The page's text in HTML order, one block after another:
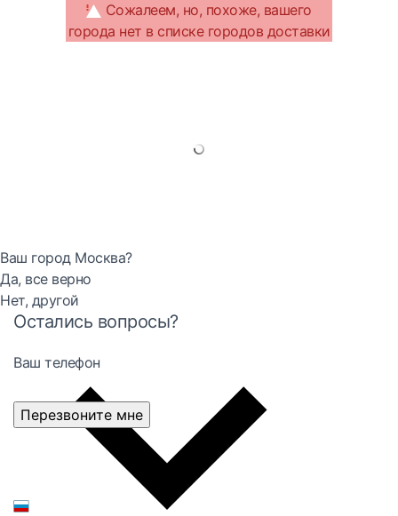
Сожалеем, но, похоже, вашего
города нет в списке городов доставки
Ваш город Москва?
Да, все верно
Нет, другой
Остались вопросы?
Ваш телефон
Перезвоните мне